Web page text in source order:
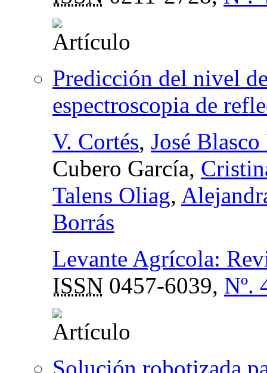
Predicción del nivel
espectroscopia de
V. Cortés, José
Cubero García,
Talens Oliag,
Borrás
Levante Agrícola:
ISSN 0457-6039, Nº.
Solución robotizada